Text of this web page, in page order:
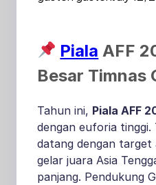
Piala AFF
Besar Timnas
Tahun ini, Piala AFF
dengan euforia tinggi.
datang dengan
gelar juara Asia
panjang. Pendukung